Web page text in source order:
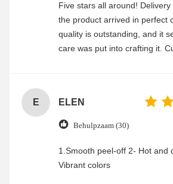
Five stars all around!
the product arrived in perfect
quality is outstanding, and it
care was put into crafting it.
E ELEN
Behulpzaam (30)
1.Smooth peel-off 2- Hot and
Vibrant colors